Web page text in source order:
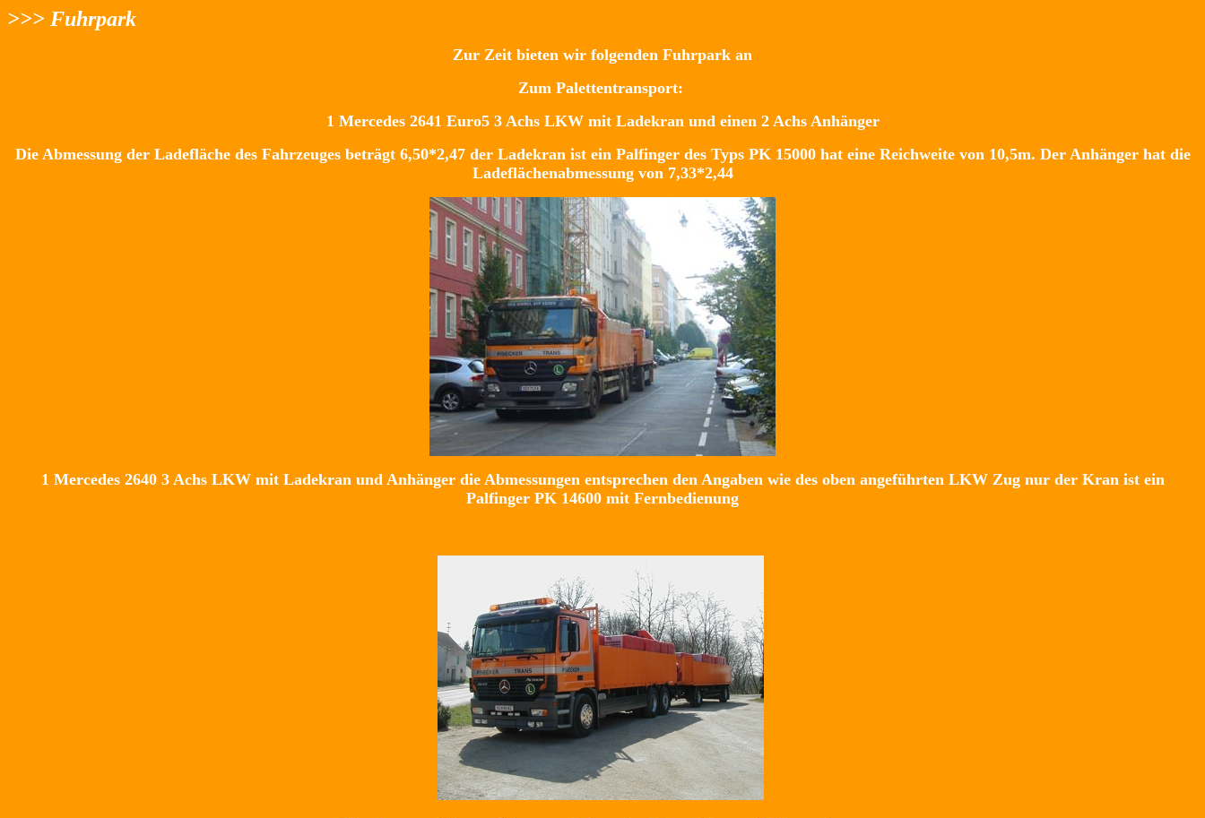
>>> Fuhrpark
Zur Zeit bieten wir folgenden Fuhrpark an
Zum Palettentransport:
1 Mercedes 2641 Euro5 3 Achs LKW mit Ladekran und einen 2 Achs Anhänger
Die Abmessung der Ladefläche des Fahrzeuges beträgt 6,50*2,47 der Ladekran ist ein Palfinger des Typs PK 15000 hat eine Reichweite von 10,5m. Der Anhänger hat die
Ladeflächenabmessung von 7,33*2,44
1 Mercedes 2640 3 Achs LKW mit Ladekran und Anhänger die Abmessungen entsprechen den Angaben wie des oben angeführten LKW Zug nur der Kran ist ein
Palfinger PK 14600 mit Fernbedienung